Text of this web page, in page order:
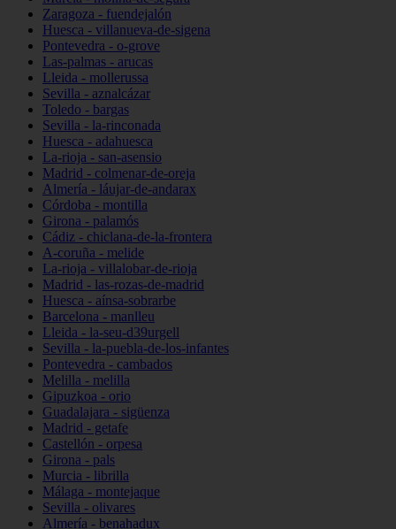
Zaragoza - fuendejalón
Huesca - villanueva-de-sigena
Pontevedra - o-grove
Las-palmas - arucas
Lleida - mollerussa
Sevilla - aznalcázar
Toledo - bargas
Sevilla - la-rinconada
Huesca - adahuesca
La-rioja - san-asensio
Madrid - colmenar-de-oreja
Almería - láujar-de-andarax
Córdoba - montilla
Girona - palamós
Cádiz - chiclana-de-la-frontera
A-coruña - melide
La-rioja - villalobar-de-rioja
Madrid - las-rozas-de-madrid
Huesca - aínsa-sobrarbe
Barcelona - manlleu
Lleida - la-seu-d39urgell
Sevilla - la-puebla-de-los-infantes
Pontevedra - cambados
Melilla - melilla
Gipuzkoa - orio
Guadalajara - sigüenza
Madrid - getafe
Castellón - orpesa
Girona - pals
Murcia - librilla
Málaga - montejaque
Sevilla - olivares
Almería - benahadux